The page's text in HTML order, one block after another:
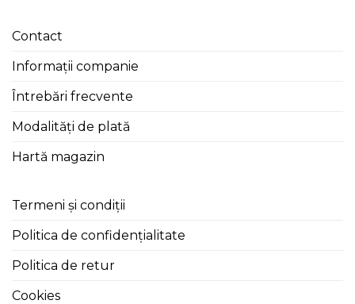
Contact
Informații companie
Întrebări frecvente
Modalități de plată
Hartă magazin
Termeni și condiții
Politica de confidențialitate
Politica de retur
Cookies